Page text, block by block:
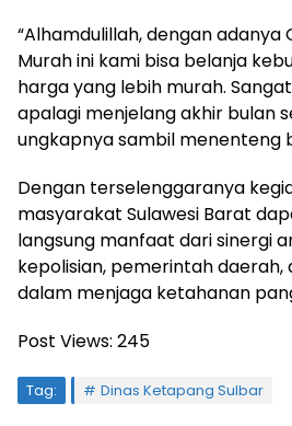
“Alhamdulillah, dengan adanya
Murah ini kami bisa belanja
harga yang lebih murah.
apalagi menjelang akhir bulan
ungkapnya sambil menenteng
Dengan terselenggaranya
masyarakat Sulawesi Barat
langsung manfaat dari sinergi
kepolisian, pemerintah daerah,
dalam menjaga ketahanan
Post Views: 245
Tag: Dinas Ketapang Sulbar